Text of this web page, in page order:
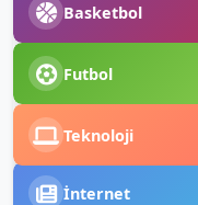
Basketbol
Futbol
Teknoloji
İnternet